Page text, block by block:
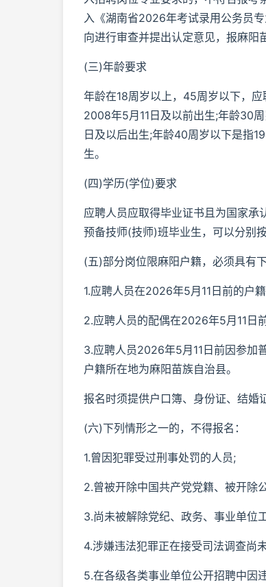
入《湖南省2026年考试录用公务员
向进行审查并提出认定意见，报麻阳
(三)年龄要求
年龄在18周岁以上，45周岁以下，
2008年5月11日及以前出生;年龄30
日及以后出生;年龄40周岁以下是指
生。
(四)学历(学位)要求
应聘人员应取得毕业证书且为国家
预备技师(技师)班毕业生，可以分别
(五)部分岗位限麻阳户籍，必须具有下
1.应聘人员在2026年5月11日前的户
2.应聘人员的配偶在2026年5月11日
3.应聘人员2026年5月11日前因参加
户籍所在地为麻阳苗族自治县。
报名时须提供户口簿、身份证、结婚
(六)下列情形之一的，不得报名：
1.曾因犯罪受过刑事处罚的人员;
2.曾被开除中国共产党党籍、被开除
3.尚未被解除党纪、政务、事业单位
4.涉嫌违法犯罪正在接受司法调查尚
5.在各级各类事业单位公开招聘中因